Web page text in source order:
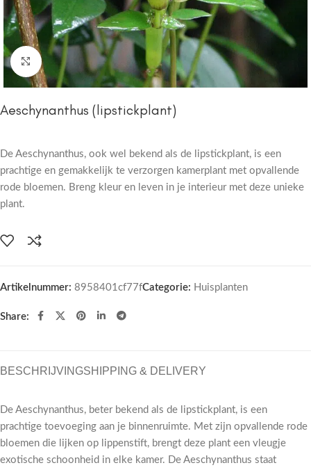
Click to enlarge
Aeschynanthus (lipstickplant)
De Aeschynanthus, ook wel bekend als de lipstickplant, is een
prachtige en gemakkelijk te verzorgen kamerplant met opvallende
rode bloemen. Breng kleur en leven in je interieur met deze unieke
plant.
Artikelnummer: 8958401cf77fCategorie: Huisplanten
Share:
BESCHRIJVINGSHIPPING & DELIVERY
De Aeschynanthus, beter bekend als de lipstickplant, is een
prachtige toevoeging aan je binnenruimte. Met zijn opvallende rode
bloemen die lijken op lippenstift, brengt deze plant een vleugje
exotische schoonheid in elke kamer. De Aeschynanthus staat